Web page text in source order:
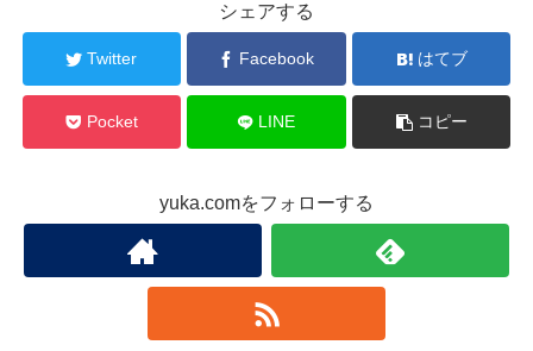
シェアする
Twitter Facebook はてブ
Pocket LINE コピー
yuka.comをフォローする